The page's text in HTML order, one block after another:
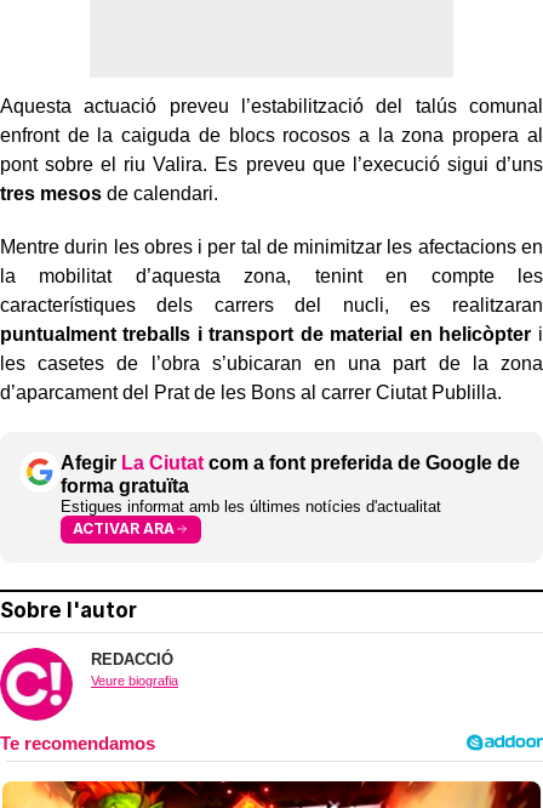
Aquesta actuació preveu l’estabilització del talús comunal
enfront de la caiguda de blocs rocosos a la zona propera al
pont sobre el riu Valira. Es preveu que l’execució sigui d’uns
tres mesos de calendari.
Mentre durin les obres i per tal de minimitzar les afectacions en
la mobilitat d’aquesta zona, tenint en compte les
característiques dels carrers del nucli, es realitzaran
puntualment treballs i transport de material en helicòpter i
les casetes de l’obra s’ubicaran en una part de la zona
d’aparcament del Prat de les Bons al carrer Ciutat Publilla.
Afegir La Ciutat com a font preferida de Google de
forma gratuïta
Estigues informat amb les últimes notícies d'actualitat
ACTIVAR ARA
Sobre l'autor
REDACCIÓ
Veure biografia